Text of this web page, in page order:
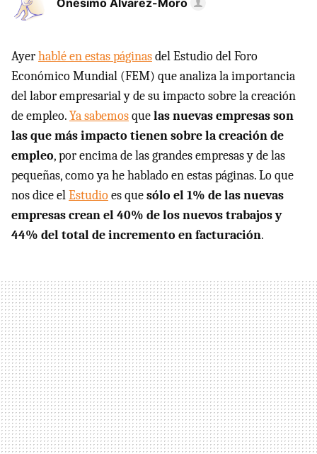
Onésimo Alvarez-Moro
Ayerhablé en estas páginasdel Estudio del Foro
Económico Mundial (FEM) que analiza la importancia
del labor empresarial y de su impacto sobre la creación
de empleo.Ya sabemosquelas nuevas empresas son
las que más impacto tienen sobre la creación de
empleo, por encima de las grandes empresas y de las
pequeñas, como ya he hablado en estas páginas. Lo que
nos dice elEstudioes quesólo el 1% de las nuevas
empresas crean el 40% de los nuevos trabajos y
44% del total de incremento en facturación.